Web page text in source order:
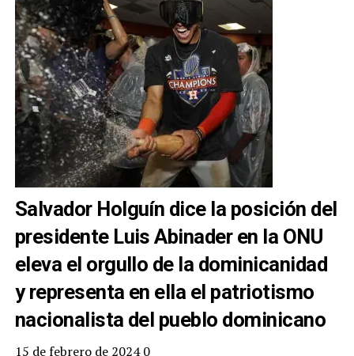
Salvador Holguín dice la posición del
presidente Luis Abinader en la ONU
eleva el orgullo de la dominicanidad
y representa en ella el patriotismo
nacionalista del pueblo dominicano
15 de febrero de 2024 0